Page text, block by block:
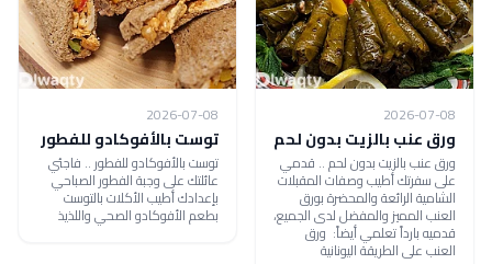
2026-07-08
ورق عنب بالزيت بدون لحم
ورق عنب بالزيت بدون لحم .. قدمي
على سفرتك أطيب وصفات المقبلات
الشامية الرائعة والمحضرة بورق
العنب المميز والمفضل لدى الجميع،
قدميه بارداً تعلمي أيضاً: ورق
العنب على الطريقة اليونانية
2026-07-08
توست بالأفوكادو للفطور
توست بالأفوكادو للفطور .. فاجئي
عائلتك على وجبة الفطور الصباحي
بإعدادك أطيب الأكلات بالتوست
بطعم الأفوكادو الصحي واللذيذ